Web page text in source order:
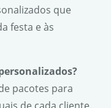
que
festa e às
pacotes para